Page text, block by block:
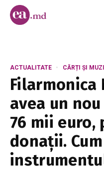
ACTUALITATE CĂRȚI ȘI
Filarmonica
avea un
76 mii euro,
donații.